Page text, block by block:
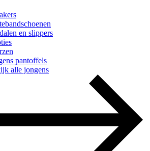
en slippers
pantoffels
alle jongens